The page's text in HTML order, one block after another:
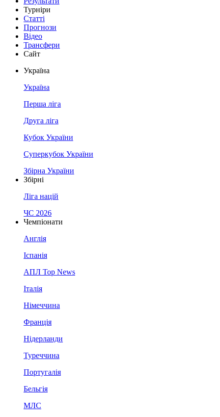
Турніри
Статті
Прогнози
Відео
Трансфери
Сайт
Україна
Україна
Перша ліга
Друга ліга
Кубок України
Суперкубок України
Збірна України
Збірні
Ліга націй
ЧС 2026
Чемпіонати
Англія
Іспанія
АПЛ Top News
Італія
Німеччина
Франція
Нідерланди
Туреччина
Португалія
Бельгія
МЛС